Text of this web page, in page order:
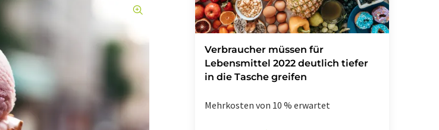
Verbraucher müssen für
Lebensmittel 2022 deutlich tiefer
in die Tasche greifen
Mehrkosten von 10 % erwartet